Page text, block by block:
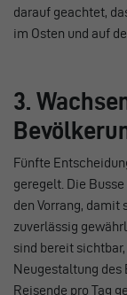
darauf geachtet,
im Osten und auf
3.
Fünfte
geregelt. Die
den Vorrang, damit
zuverlässig
sind bereit
Neugestaltung des
Reisende pro Tag